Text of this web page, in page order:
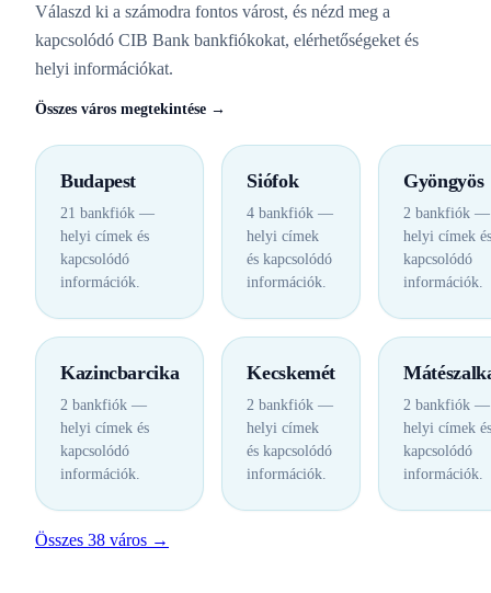
Válaszd ki a számodra fontos várost, és nézd meg a
kapcsolódó CIB Bank bankfiókokat, elérhetőségeket és
helyi információkat.
Összes város megtekintése →
Budapest
21 bankfiók —
helyi címek és
kapcsolódó
információk.
Siófok
4 bankfiók —
helyi címek
és kapcsolódó
információk.
Gyöngyös
2 bankfiók —
helyi címek
kapcsolódó
információk.
Kazincbarcika
2 bankfiók —
helyi címek és
kapcsolódó
információk.
Kecskemét
2 bankfiók —
helyi címek
és kapcsolódó
információk.
2 bankfiók —
helyi címek
kapcsolódó
információk.
Összes 38 város →